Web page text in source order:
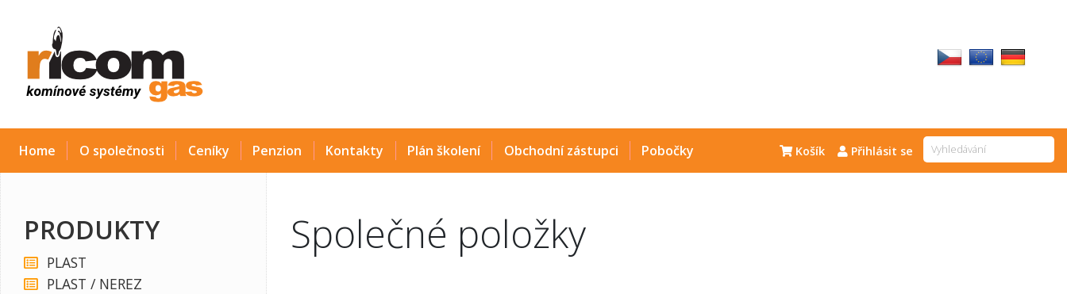
Home O společnosti Ceníky Penzion Kontakty Plán školení Obchodní zástupci Pobočky Košík Přihlásit se
PRODUKTY
PLAST
PLAST / NEREZ
Společné položky